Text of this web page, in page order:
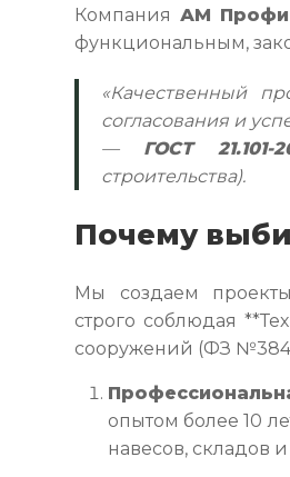
Компания АМ Профи
функциональным,
«Качественный
согласования и
— ГОСТ 21.101-
строительства).
Почему
Мы создаем
строго соблюдая
сооружений (ФЗ
опытом более 10
навесов, складов